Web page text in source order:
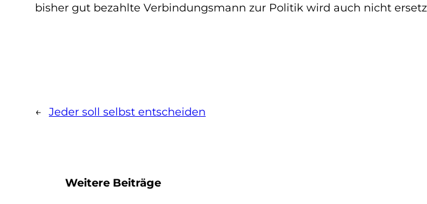
bisher gut bezahlte Verbindungsmann zur Politik wird auch nicht
← Jeder soll selbst entscheiden
Weitere Beiträge